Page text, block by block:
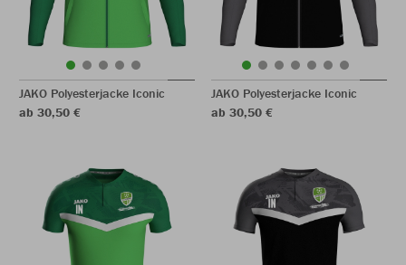
JAKO Polyesterjacke Iconic
ab 30,50 €
JAKO Polyesterjacke Iconic
ab 30,50 €